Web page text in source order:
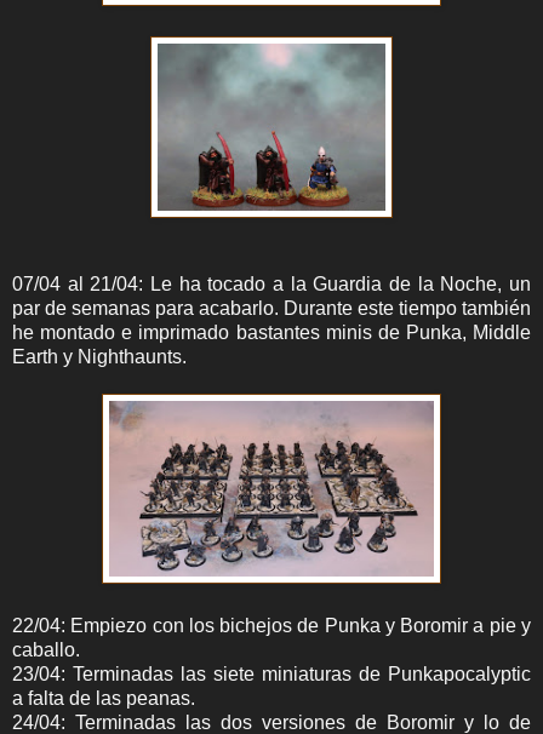
07/04 al 21/04: Le ha tocado a la Guardia de la Noche, un
par de semanas para acabarlo. Durante este tiempo también
he montado e imprimado bastantes minis de Punka, Middle
Earth y Nighthaunts.
22/04: Empiezo con los bichejos de Punka y Boromir a pie y
caballo.
23/04: Terminadas las siete miniaturas de Punkapocalyptic
a falta de las peanas.
24/04: Terminadas las dos versiones de Boromir y lo de